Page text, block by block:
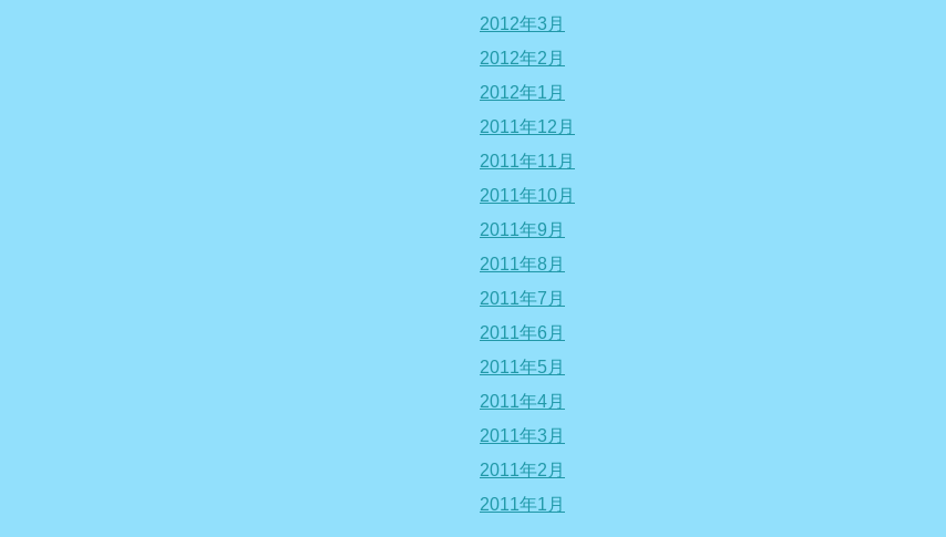
2012年3月
2012年2月
2012年1月
2011年12月
2011年11月
2011年10月
2011年9月
2011年8月
2011年7月
2011年6月
2011年5月
2011年4月
2011年3月
2011年2月
2011年1月